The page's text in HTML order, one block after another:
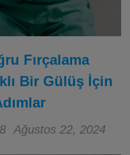
Fırçalama
Bir Gülüş İçin
Ağustos 22, 2024